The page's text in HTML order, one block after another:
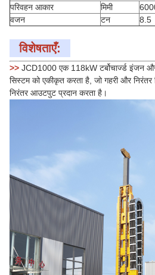
परिवहन आकार
मिमी
वजन
टन 8.5
विशेषताएँ:
>> JCD1000 एक 118kW टर्बोचार्ज्ड इंजन
सिस्टम को एकीकृत करता है, जो गहरी और
निरंतर आउटपुट प्रदान करता है।